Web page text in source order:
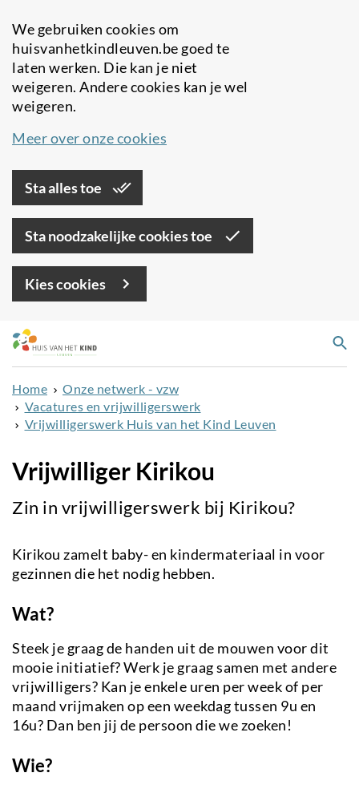
We gebruiken cookies om
huisvanhetkindleuven.be goed te
laten werken. Die kan je niet
weigeren. Andere cookies kan je wel
weigeren.
Meer over onze cookies
Sta alles toe
Sta noodzakelijke cookies toe
Kies cookies
Overslaan
en
naar
de
inhoud
gaan
Home
Onze netwerk - vzw
Vacatures en vrijwilligerswerk
Vrijwilligerswerk Huis van het Kind Leuven
Vrijwilliger Kirikou
Zin in vrijwilligerswerk bij Kirikou?
Kirikou zamelt baby- en kindermateriaal in voor
gezinnen die het nodig hebben.
Wat?
Steek je graag de handen uit de mouwen voor dit
mooie initiatief? Werk je graag samen met andere
vrijwilligers? Kan je enkele uren per week of per
maand vrijmaken op een weekdag tussen 9u en
16u? Dan ben jij de persoon die we zoeken!
Wie?